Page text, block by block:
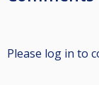
Please log in to